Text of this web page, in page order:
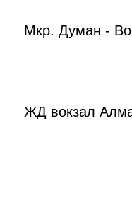
Мкр. Думан -
ЖД вокзал